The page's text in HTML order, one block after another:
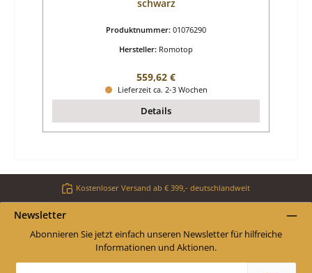
schwarz
Produktnummer: 01076290
Hersteller: Romotop
Regulärer Preis:
559,62 €
Lieferzeit ca. 2-3 Wochen
Details
Kostenloser Versand ab € 399,- deutschlandweit
Newsletter
Abonnieren Sie jetzt einfach unseren Newsletter für hilfreiche
Informationen und Aktionen.